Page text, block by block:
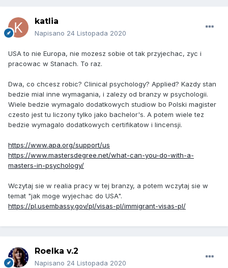
katlia
Napisano 24 Listopada 2020
USA to nie Europa, nie mozesz sobie ot tak przyjechac, zyc i
pracowac w Stanach. To raz.
Dwa, co chcesz robic? Clinical psychology? Applied? Kazdy stan
bedzie mial inne wymagania, i zalezy od branzy w psychologii.
Wiele bedzie wymagalo dodatkowych studiow bo Polski magister
czesto jest tu liczony tylko jako bachelor's. A potem wiele tez
bedzie wymagalo dodatkowych certifikatow i lincensji.
https://www.apa.org/support/us
https://www.mastersdegree.net/what-can-you-do-with-a-
masters-in-psychology/
Wczytaj sie w realia pracy w tej branzy, a potem wczytaj sie w
temat "jak moge wyjechac do USA".
https://pl.usembassy.gov/pl/visas-pl/immigrant-visas-pl/
Roelka v.2
Napisano 24 Listopada 2020